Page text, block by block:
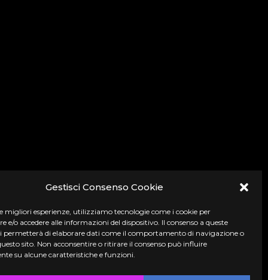
Gestisci Consenso Cookie
migliori esperienze, utilizziamo tecnologie come i cookie per
e/o accedere alle informazioni del dispositivo. Il consenso a queste
permetterà di elaborare dati come il comportamento di navigazione o
sito. Non acconsentire o ritirare il consenso può influire
su alcune caratteristiche e funzioni.